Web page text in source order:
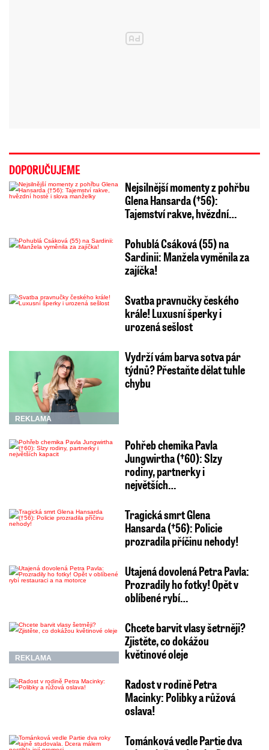
DOPORUČUJEME
Nejsilnější momenty z pohřbu
Glena Hansarda (†56):
Tajemství rakve, hvězdní…
Pohublá Csáková (55) na
Sardinii: Manžela vyměnila za
zajíčka!
Svatba pravnučky českého
krále! Luxusní šperky i
urozená sešlost
REKLAMA
Vydrží vám barva sotva pár
týdnů? Přestaňte dělat tuhle
chybu
Pohřeb chemika Pavla
Jungwirtha (†60): Slzy
rodiny, partnerky i
největších…
Tragická smrt Glena
Hansarda (†56): Policie
prozradila příčinu nehody!
Utajená dovolená Petra Pavla:
Prozradily ho fotky! Opět v
oblíbené rybí…
REKLAMA
Chcete barvit vlasy šetrněji?
Zjistěte, co dokážou
květinové oleje
Radost v rodině Petra
Macinky: Polibky a růžová
oslava!
Tománková vedle Partie dva